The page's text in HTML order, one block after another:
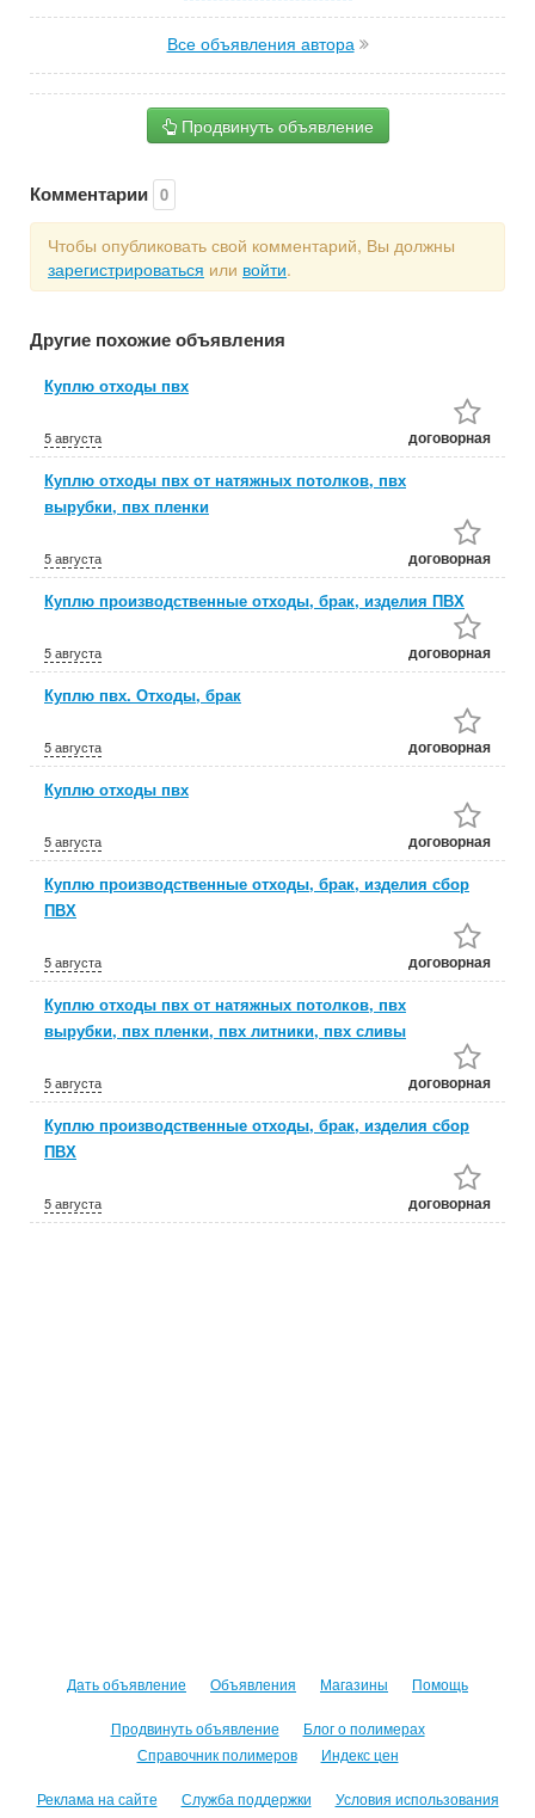
Все объявления автора
Продвинуть объявление
Комментарии 0
Чтобы опубликовать свой комментарий, Вы должны
зарегистрироваться или войти.
Другие похожие объявления
Куплю отходы пвх
5 августа договорная
Куплю отходы пвх от натяжных потолков, пвх
вырубки, пвх пленки
5 августа договорная
Куплю производственные отходы, брак, изделия ПВХ
5 августа договорная
Куплю пвх. Отходы, брак
5 августа договорная
Куплю отходы пвх
5 августа договорная
Куплю производственные отходы, брак, изделия сбор
ПВХ
5 августа договорная
Куплю отходы пвх от натяжных потолков, пвх
вырубки, пвх пленки, пвх литники, пвх сливы
5 августа договорная
Куплю производственные отходы, брак, изделия сбор
ПВХ
5 августа договорная
Дать объявление Объявления Магазины Помощь
Продвинуть объявление
Блог о полимерах
Справочник полимеров
Индекс цен
Реклама на сайте Служба поддержки
Условия использования